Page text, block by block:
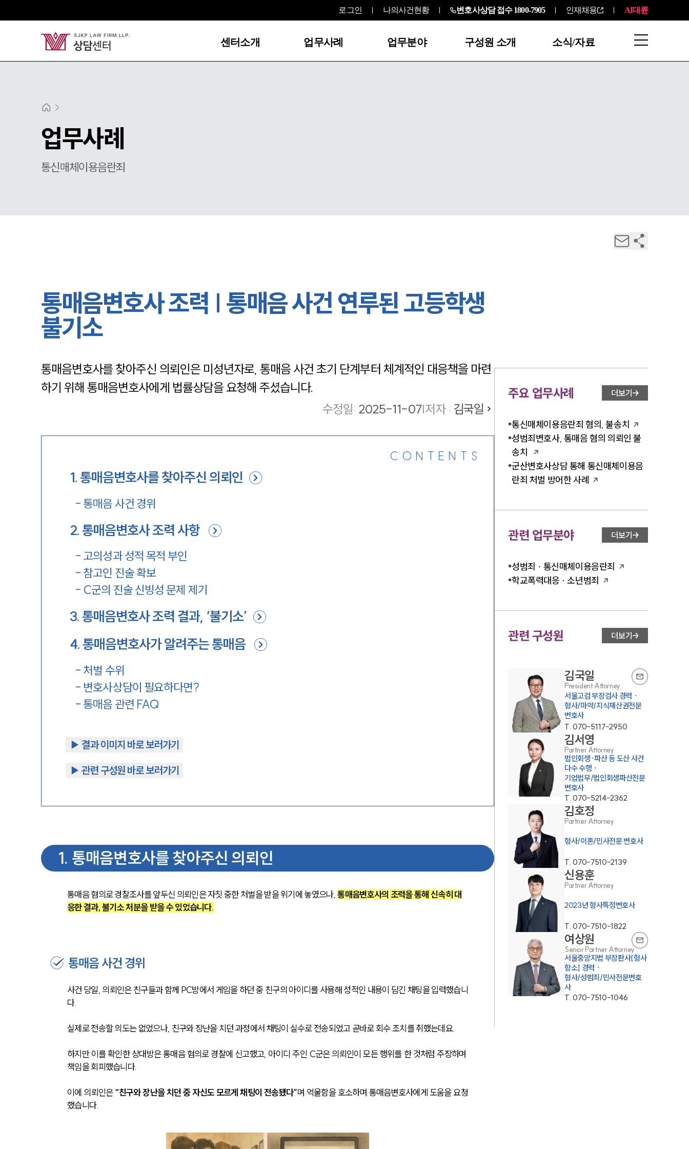
로그인 나의사건현황 변호사상담 접수 1800-7905 인재채용 AI대륜
센터소개 업무사례 업무분야 구성원 소개 소식/자료
센터소개
센터소개
대륜의 강점
오시는 길
글로벌 파트너 로펌
고객의 소리
통합검색
AI대륜
업무사례
업무사례
통신매체이용음란죄
통매음변호사 조력 | 통매음 사건 연루된 고등학생
불기소
통매음변호사를 찾아주신 의뢰인은 미성년자로, 통매음 사건 초기 단계부터 체계적인 대응책을 마련
하기 위해 통매음변호사에게 법률상담을 요청해 주셨습니다.
수정일: 2025-11-07|저자 : 김국일
CONTENTS
1.통매음변호사를 찾아주신 의뢰인
- 통매음 사건 경위
2.통매음변호사 조력 사항
- 고의성과 성적 목적 부인
- 참고인 진술 확보
- C군의 진술 신빙성 문제 제기
3.통매음변호사 조력 결과, ‘불기소’
4.통매음변호사가 알려주는 통매음
- 처벌 수위
- 변호사상담이 필요하다면?
- 통매음 관련 FAQ
▶︎ 결과 이미지 바로 보러가기
▶︎ 관련 구성원 바로 보러가기
1. 통매음변호사를 찾아주신 의뢰인
통매음 혐의로 경찰조사를 앞두신 의뢰인은 자칫 중한 처벌을 받을 위기에 놓였으나, 통매음변호사의 조력을 통해 신속히 대
응한 결과, 불기소 처분을 받을 수 있었습니다.
통매음 사건 경위
사건 당일, 의뢰인은 친구들과 함께 PC방에서 게임을 하던 중 친구의 아이디를 사용해 성적인 내용이 담긴 채팅을 입력했습니
다.
실제로 전송할 의도는 없었으나, 친구와 장난을 치던 과정에서 채팅이 실수로 전송되었고 곧바로 회수 조치를 취했는데요.
하지만 이를 확인한 상대방은 통매음 혐의로 경찰에 신고했고, 아이디 주인 C군은 의뢰인이 모든 행위를 한 것처럼 주장하며
책임을 회피했습니다.
이에 의뢰인은 “친구와 장난을 치던 중 자신도 모르게 채팅이 전송됐다”며 억울함을 호소하며 통매음변호사에게 도움을 요청
했습니다.
주요 업무사례 더보기
통신매체이용음란죄 혐의, 불송치
성범죄변호사, 통매음 혐의 의뢰인 불
송치
군산변호사상담 통해 통신매체이용음
란죄 처벌 방어한 사례
관련 업무분야 더보기
성범죄 · 통신매체이용음란죄
학교폭력대응 · 소년범죄
관련 구성원 더보기
김국일
President Attorney
서울고검 부장검사 경력 ·
형사/마약/지식재산권전문
변호사
T.070-5117-2950
김서영
Partner Attorney
법인회생·파산 등 도산 사건
다수 수행 ·
기업법무/법인회생파산전문
변호사
T.070-5214-2362
김호정
Partner Attorney
형사/이혼/민사전문 변호사
T.070-7510-2139
신용훈
Partner Attorney
2023년 형사특정변호사
T.070-7510-1822
여상원
Senior Partner Attorney
서울중앙지법 부장판사[형사
항소] 경력 ·
형사/성범죄/민사전문변호
사
T.070-7510-1046